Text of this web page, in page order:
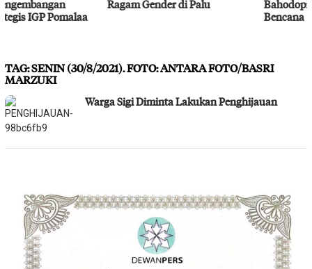
Ragam Gender di Palu
Bahodopi Hadapi Potensi
TAG:SENIN (30/8/2021). FOTO: ANTARA FOTO/BASRI
MARZUKI
Warga Sigi Diminta Lakukan Penghijauan